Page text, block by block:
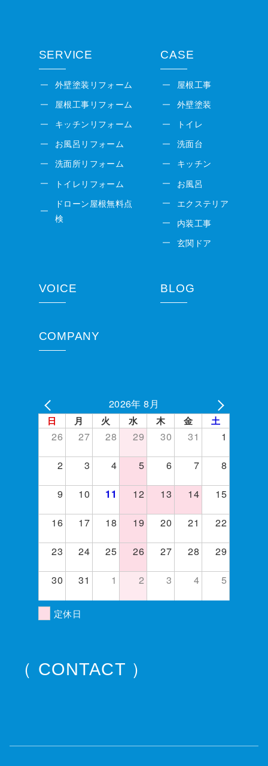
SERVICE
外壁塗装リフォーム
屋根工事リフォーム
キッチンリフォーム
お風呂リフォーム
洗面所リフォーム
トイレリフォーム
ドローン屋根無料点
検
CASE
屋根工事
外壁塗装
トイレ
洗面台
キッチン
お風呂
エクステリア
内装工事
玄関ドア
VOICE BLOG
COMPANY
2026年 8月
日 月 火 水 木 金 土
26 27 28 29 30 31
1
2
3 4 5 6 7
8
9
10 11 12 13 14
15
16
17 18 19 20 21
22
23
24 25 26 27 28
29
30
31 1 2 3 4 5
定休日
（ CONTACT ）